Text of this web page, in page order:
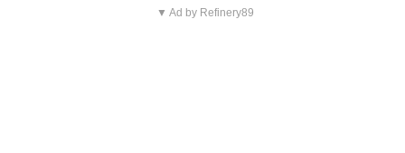
▼ Ad by Refinery89